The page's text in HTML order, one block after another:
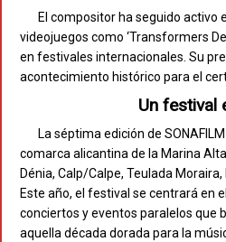
El compositor ha seguido activo
videojuegos como ‘Transformers
en festivales internacionales. Su
acontecimiento histórico para el
Un festival
La séptima edición de
comarca alicantina de la Marina
Dénia, Calp/Calpe, Teulada
Este año, el festival se centrará en
conciertos y eventos paralelos que
aquella década dorada para la